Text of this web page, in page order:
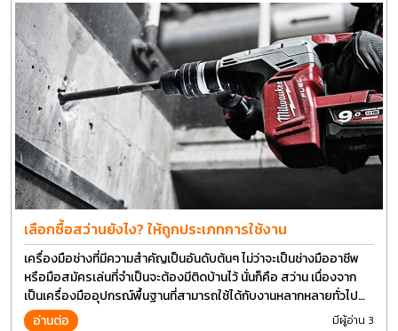
เลือกซื้อสว่านยังไง? ให้ถูกประเภทการใช้งาน
เครื่องมือช่างที่มีความสำคัญเป็นอันดับต้นๆ ไม่ว่าจะเป็นช่างมืออาชีพ
หรือมือสมัครเล่นที่จำเป็นจะต้องมีติดบ้านไว้ นั่นก็คือ สว่าน เนื่องจาก
เป็นเครื่องมืออุปกรณ์พื้นฐานที่สามารถใช้ได้กับงานหลากหลายทั่วไป
เรียกว่า เป็นเครื่องมือที่ใช้ง่าย ใครๆก็สามารถใช้ได้
อ่านต่อ มีผู้อ่าน 3